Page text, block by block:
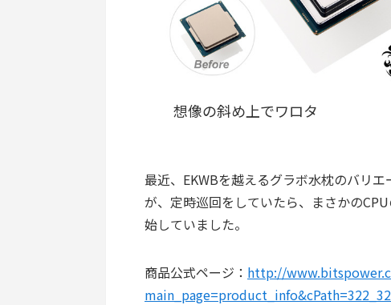
想像の斜め上でワロタ
最近、EKWBを越えるグラボ水枕のバリ
が、定時巡回をしていたら、まさかの
始していました。
商品公式ページ： http://